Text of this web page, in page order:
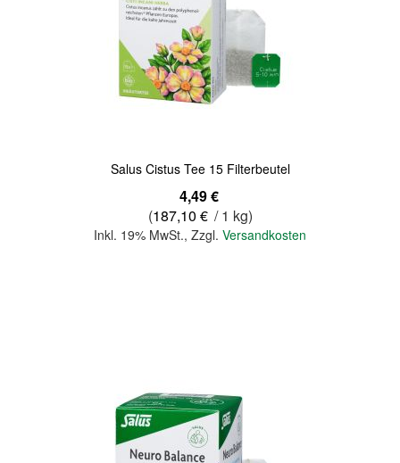
Salus Cistus Tee 15 Filterbeutel
4,49 €
(187,10 € / 1 kg)
Inkl. 19% MwSt., Zzgl. Versandkosten